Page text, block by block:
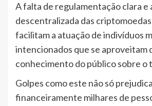
A falta de regulamentação clara e
descentralizada das
facilitam a atuação de indivíduos
intencionados que se aproveitam
conhecimento do público sobre o
Golpes como este não só
financeiramente milhares de